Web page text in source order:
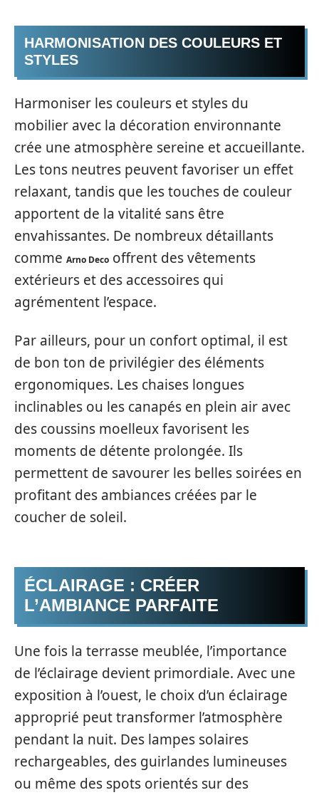
HARMONISATION DES COULEURS ET
STYLES
Harmoniser les couleurs et styles du
mobilier avec la décoration environnante
crée une atmosphère sereine et accueillante.
Les tons neutres peuvent favoriser un effet
relaxant, tandis que les touches de couleur
apportent de la vitalité sans être
envahissantes. De nombreux détaillants
comme Arno Deco offrent des vêtements
extérieurs et des accessoires qui
agrémentent l’espace.
Par ailleurs, pour un confort optimal, il est
de bon ton de privilégier des éléments
ergonomiques. Les chaises longues
inclinables ou les canapés en plein air avec
des coussins moelleux favorisent les
moments de détente prolongée. Ils
permettent de savourer les belles soirées en
profitant des ambiances créées par le
coucher de soleil.
ÉCLAIRAGE : CRÉER
L’AMBIANCE PARFAITE
Une fois la terrasse meublée, l’importance
de l’éclairage devient primordiale. Avec une
exposition à l’ouest, le choix d’un éclairage
approprié peut transformer l’atmosphère
pendant la nuit. Des lampes solaires
rechargeables, des guirlandes lumineuses
ou même des spots orientés sur des